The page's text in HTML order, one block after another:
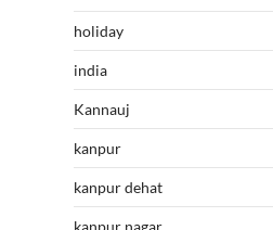
holiday
india
Kannauj
kanpur
kanpur dehat
kanpur nagar